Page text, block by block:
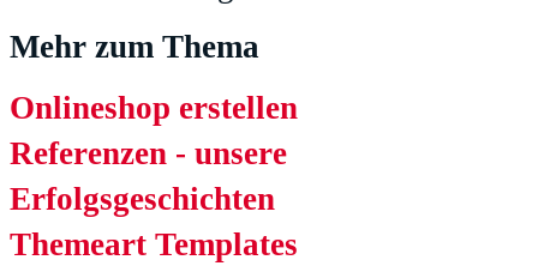
Mehr zum Thema
Onlineshop erstellen
Referenzen - unsere
Erfolgsgeschichten
Themeart Templates